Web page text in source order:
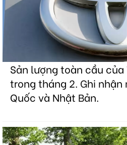
Sản lượng toàn cầu
trong tháng 2. Ghi
Quốc và Nhật Bản.